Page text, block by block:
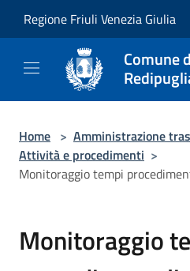
Regione Friuli Venezia Giulia
Comune
Home > Amministrazione
Attività e procedimenti >
Monitoraggio tempi
Monitoraggio